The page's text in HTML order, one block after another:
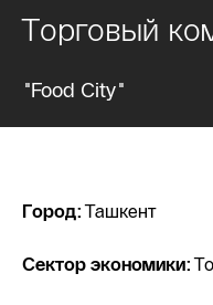
Торговый
"Food City"
Город:Ташкент
Сектор экономики: